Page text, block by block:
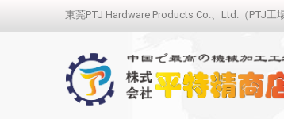
東莞PTJ Hardware Products Co.、Ltd.（PTJ工場